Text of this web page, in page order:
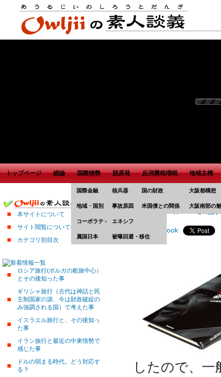
トップページ 総論 国際情勢
国際金融
地域・国別
コーポラティズム
属国日本
脱原発
核兵器
事故原因
エネシフ
被曝回避・移住
反消費税増税
国の財政
米国債との関係
地域主権
大阪都構想
大阪南部の
したので、
本サイトについて
サイト閲覧についての留意事項
カテゴリ別目次
ロシア旅行(ボルガの船旅中心）
とその後知った事
ギリシャ旅行（古代は神話と民
主制国家の源、今は財政破綻の
み強調される国）で考えた事
イスラエル旅行と、その後知っ
た事
イラン旅行と最近の中東情勢で
感じた事
ドルの弱まる時代。どう対応す
る？